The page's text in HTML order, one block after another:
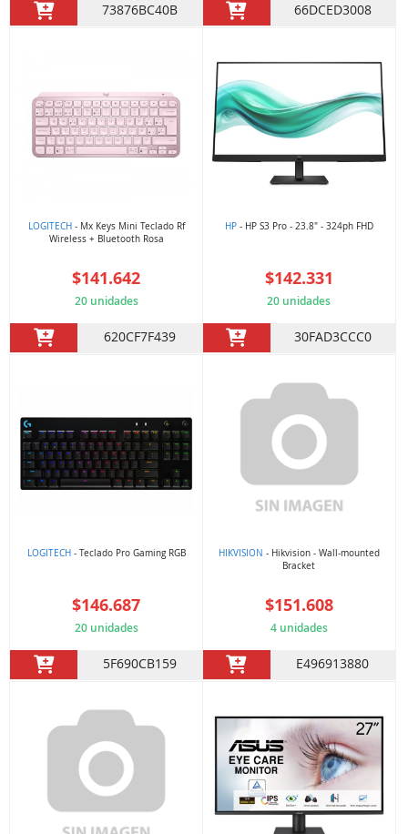
73876BC40B 66DCED3008
LOGITECH- Mx Keys Mini Teclado Rf
Wireless + Bluetooth Rosa
$141.642
20 unidades
620CF7F439
HP- HP S3 Pro - 23.8" - 324ph FHD
$142.331
20 unidades
30FAD3CCC0
LOGITECH- Teclado Pro Gaming RGB
$146.687
20 unidades
5F690CB159
HIKVISION - Hikvision - Wall-mounted
Bracket
$151.608
4 unidades
E496913880